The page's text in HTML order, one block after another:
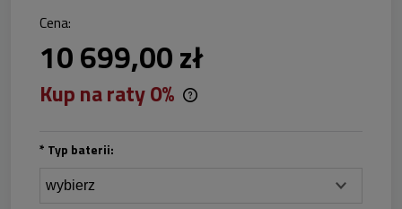
Cena:
10 699,00 zł
Kup na raty 0%
on line.
* Typ baterii: